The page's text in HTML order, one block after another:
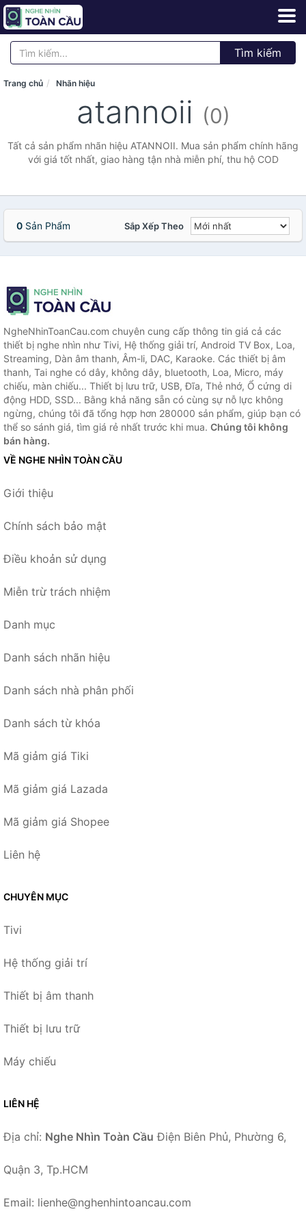
Tìm kiếm
Trang chủ Nhãn hiệu
atannoii (0)
Tất cả sản phẩm nhãn hiệu ATANNOII. Mua sản phẩm chính hãng
với giá tốt nhất, giao hàng tận nhà miễn phí, thu hộ COD
0 Sản Phẩm Sắp Xếp Theo
NgheNhinToanCau.com chuyên cung cấp thông tin giá cả các
thiết bị nghe nhìn như Tivi, Hệ thống giải trí, Android TV Box, Loa,
Streaming, Dàn âm thanh, Âm-li, DAC, Karaoke. Các thiết bị âm
thanh, Tai nghe có dây, không dây, bluetooth, Loa, Micro, máy
chiếu, màn chiếu... Thiết bị lưu trữ, USB, Đĩa, Thẻ nhớ, Ổ cứng di
động HDD, SSD... Bằng khả năng sẵn có cùng sự nỗ lực không
ngừng, chúng tôi đã tổng hợp hơn 280000 sản phẩm, giúp bạn có
thể so sánh giá, tìm giá rẻ nhất trước khi mua. Chúng tôi không
bán hàng.
VỀ NGHE NHÌN TOÀN CẦU
Giới thiệu
Chính sách bảo mật
Điều khoản sử dụng
Miễn trừ trách nhiệm
Danh mục
Danh sách nhãn hiệu
Danh sách nhà phân phối
Danh sách từ khóa
Mã giảm giá Tiki
Mã giảm giá Lazada
Mã giảm giá Shopee
Liên hệ
CHUYÊN MỤC
Tivi
Hệ thống giải trí
Thiết bị âm thanh
Thiết bị lưu trữ
Máy chiếu
LIÊN HỆ
Địa chỉ: Nghe Nhìn Toàn Cầu Điện Biên Phủ, Phường 6,
Quận 3, Tp.HCM
Email: lienhe@nghenhintoancau.com